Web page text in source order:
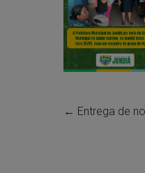
← Entrega de